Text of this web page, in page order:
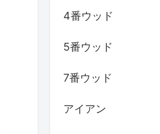
4番ウッド
5番ウッド
7番ウッド
アイアン